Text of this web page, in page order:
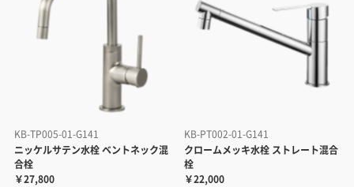
KB-TP005-01-G141
ニッケルサテン水栓 ベントネック混
合栓
￥27,800
KB-PT002-01-G141
クロームメッキ水栓 ストレート混合
栓
￥22,000